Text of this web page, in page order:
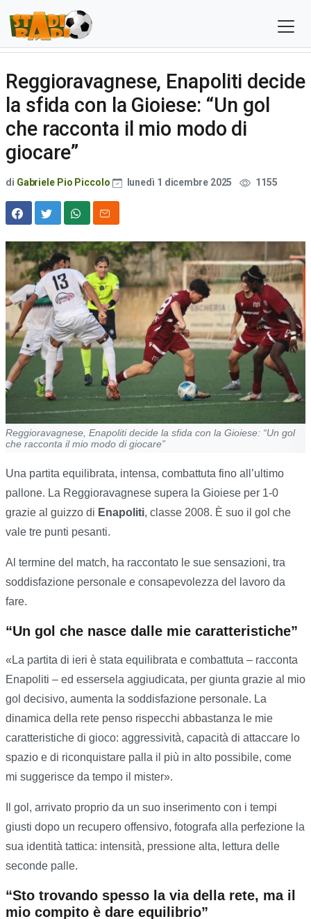
Reggioravagnese, Enapoliti decide
la sfida con la Gioiese: “Un gol
che racconta il mio modo di
giocare”
di Gabriele Pio Piccolo lunedì 1 dicembre 2025 1155
Reggioravagnese, Enapoliti decide la sfida con la Gioiese: “Un gol
che racconta il mio modo di giocare”
Una partita equilibrata, intensa, combattuta fino all’ultimo
pallone. La Reggioravagnese supera la Gioiese per 1-0
grazie al guizzo di Enapoliti, classe 2008. È suo il gol che
vale tre punti pesanti.
Al termine del match, ha raccontato le sue sensazioni, tra
soddisfazione personale e consapevolezza del lavoro da
fare.
“Un gol che nasce dalle mie caratteristiche”
«La partita di ieri è stata equilibrata e combattuta – racconta
Enapoliti – ed essersela aggiudicata, per giunta grazie al mio
gol decisivo, aumenta la soddisfazione personale. La
dinamica della rete penso rispecchi abbastanza le mie
caratteristiche di gioco: aggressività, capacità di attaccare lo
spazio e di riconquistare palla il più in alto possibile, come
mi suggerisce da tempo il mister».
Il gol, arrivato proprio da un suo inserimento con i tempi
giusti dopo un recupero offensivo, fotografa alla perfezione la
sua identità tattica: intensità, pressione alta, lettura delle
seconde palle.
“Sto trovando spesso la via della rete, ma il
mio compito è dare equilibrio”